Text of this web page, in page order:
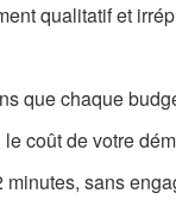
qualitatif et
que chaque
coût de votre
sans